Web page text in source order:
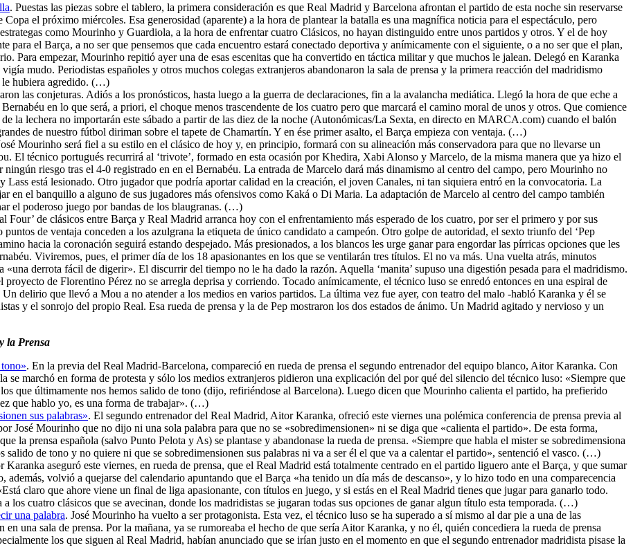
. Puestas las piezas sobre el tablero, la primera consideración es que Real Madrid y Barcelona afrontan el partido de esta noche sin reservarse
el próximo miércoles. Esa generosidad (aparente) a la hora de plantear la batalla es una magnífica noticia para el espectáculo, pero
como Mourinho y Guardiola, a la hora de enfrentar cuatro Clásicos, no hayan distinguido entre unos partidos y otros. Y el de hoy
para el Barça, a no ser que pensemos que cada encuentro estará conectado deportiva y anímicamente con el siguiente, o a no ser que el plan,
Para empezar, Mourinho repitió ayer una de esas escenitas que ha convertido en táctica militar y que muchos le jalean. Delegó en Karanka
mudo. Periodistas españoles y otros muchos colegas extranjeros abandonaron la sala de prensa y la primera reacción del madridismo
le hubiera agredido. (…)
las conjeturas. Adiós a los pronósticos, hasta luego a la guerra de declaraciones, fin a la avalancha mediática. Llegó la hora de que eche a
en lo que será, a priori, el choque menos trascendente de los cuatro pero que marcará el camino moral de unos y otros. Que comience
la lechera no importarán este sábado a partir de las diez de la noche (Autonómicas/La Sexta, en directo en MARCA.com) cuando el balón
de nuestro fútbol diriman sobre el tapete de Chamartín. Y en ése primer asalto, el Barça empieza con ventaja. (…)
Mourinho será fiel a su estilo en el clásico de hoy y, en principio, formará con su alineación más conservadora para que no llevarse un
El técnico portugués recurrirá al ‘trivote’, formado en esta ocasión por Khedira, Xabi Alonso y Marcelo, de la misma manera que ya hizo el
riesgo tras el 4-0 registrado en en el Bernabéu. La entrada de Marcelo dará más dinamismo al centro del campo, pero Mourinho no
Lass está lesionado. Otro jugador que podría aportar calidad en la creación, el joven Canales, ni tan siquiera entró en la convocatoria. La
en el banquillo a alguno de sus jugadores más ofensivos como Kaká o Di Maria. La adaptación de Marcelo al centro del campo también
el poderoso juego por bandas de los blaugranas. (…)
Four’ de clásicos entre Barça y Real Madrid arranca hoy con el enfrentamiento más esperado de los cuatro, por ser el primero y por sus
de ventaja conceden a los azulgrana la etiqueta de único candidato a campeón. Otro golpe de autoridad, el sexto triunfo del ‘Pep
hacia la coronación seguirá estando despejado. Más presionados, a los blancos les urge ganar para engordar las pírricas opciones que les
Viviremos, pues, el primer día de los 18 apasionantes en los que se ventilarán tres títulos. El no va más. Una vuelta atrás, minutos
derrota fácil de digerir». El discurrir del tiempo no le ha dado la razón. Aquella ‘manita’ supuso una digestión pesada para el madridismo.
de Florentino Pérez no se arregla deprisa y corriendo. Tocado anímicamente, el técnico luso se enredó entonces en una espiral de
delirio que llevó a Mou a no atender a los medios en varios partidos. La última vez fue ayer, con teatro del malo -habló Karanka y él se
y el sonrojo del propio Real. Esa rueda de prensa y la de Pep mostraron los dos estados de ánimo. Un Madrid agitado y nervioso y un
la Prensa
. En la previa del Real Madrid-Barcelona, compareció en rueda de prensa el segundo entrenador del equipo blanco, Aitor Karanka. Con
se marchó en forma de protesta y sólo los medios extranjeros pidieron una explicación del por qué del silencio del técnico luso: «Siempre que
que últimamente nos hemos salido de tono (dijo, refiriéndose al Barcelona). Luego dicen que Mourinho calienta el partido, ha prefierido
que hablo yo, es una forma de trabajar». (…)
sus palabras». El segundo entrenador del Real Madrid, Aitor Karanka, ofreció este viernes una polémica conferencia de prensa previa al
José Mourinho que no dijo ni una sola palabra para que no se «sobredimensionen» ni se diga que «calienta el partido». De esta forma,
la prensa española (salvo Punto Pelota y As) se plantase y abandonase la rueda de prensa. «Siempre que habla el mister se sobredimensiona
de tono y no quiere ni que se sobredimensionen sus palabras ni va a ser él el que va a calentar el partido», sentenció el vasco. (…)
Karanka aseguró este viernes, en rueda de prensa, que el Real Madrid está totalmente centrado en el partido liguero ante el Barça, y que sumar
volvió a quejarse del calendario apuntando que el Barça «ha tenido un día más de descanso», y lo hizo todo en una comparecencia
claro que ahore viene un final de liga apasionante, con títulos en juego, y si estás en el Real Madrid tienes que jugar para ganarlo todo.
los cuatro clásicos que se avecinan, donde los madridistas se jugaran todas sus opciones de ganar algun título esta temporada. (…)
una palabra. José Mourinho ha vuelto a ser protagonista. Esta vez, el técnico luso se ha superado a sí mismo al dar pie a una de las
en una sala de prensa. Por la mañana, ya se rumoreaba el hecho de que sería Aitor Karanka, y no él, quién concediera la rueda de prensa
los que siguen al Real Madrid, habían anunciado que se irían justo en el momento en que el segundo entrenador madridista pisase la